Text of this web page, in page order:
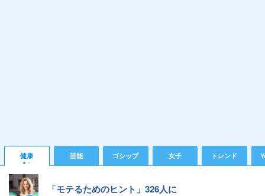
健康 芸能 ゴシップ 女子 トレンド
「モテるためのヒント」326人に